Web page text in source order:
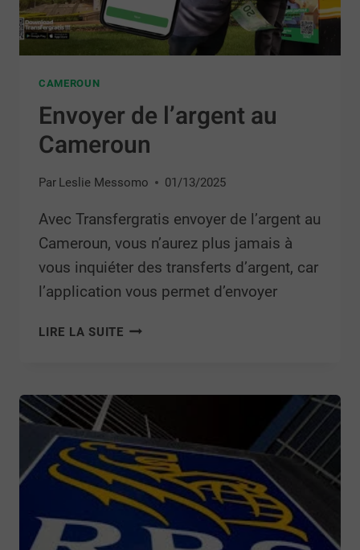
CAMEROUN
Envoyer de l’argent au
Cameroun
Par Leslie Messomo 01/13/2025
Avec Transfergratis envoyer de l’argent au
Cameroun, vous n’aurez plus jamais à
vous inquiéter des transferts d’argent, car
l’application vous permet d’envoyer
LIRE LA SUITE